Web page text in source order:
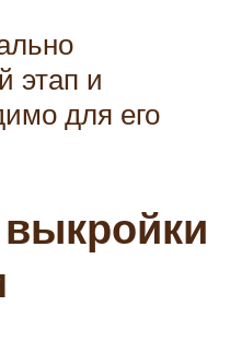
этап и
для его